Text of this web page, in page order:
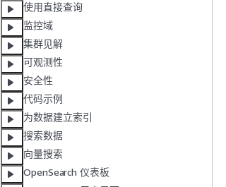
使用直接查询
监控域
集群见解
可观测性
安全性
代码示例
为数据建立索引
搜索数据
向量搜索
OpenSearch 仪表板